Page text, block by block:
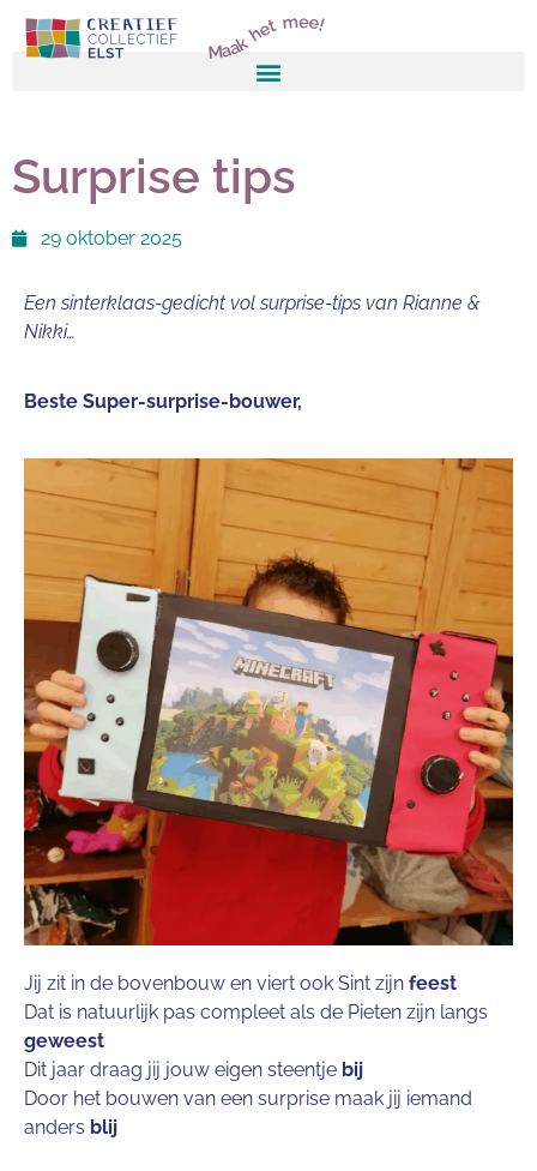
Maak het mee!
Surprise tips
29 oktober 2025
Een sinterklaas-gedicht vol surprise-tips van Rianne &
Nikki…
Beste Super-surprise-bouwer,
Jij zit in de bovenbouw en viert ook Sint zijn feest
Dat is natuurlijk pas compleet als de Pieten zijn langs
geweest
Dit jaar draag jij jouw eigen steentje bij
Door het bouwen van een surprise maak jij iemand
anders blij